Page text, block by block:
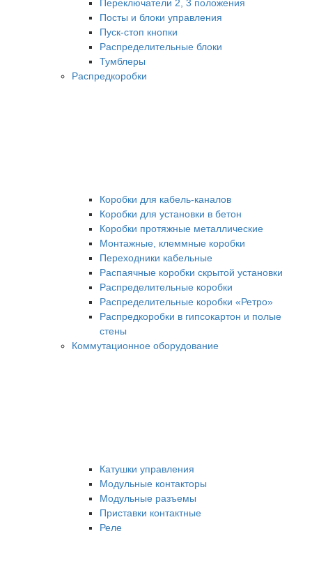
Переключатели 2, 3 положения
Посты и блоки управления
Пуск-стоп кнопки
Распределительные блоки
Тумблеры
Распредкоробки
Коробки для кабель-каналов
Коробки для установки в бетон
Коробки протяжные металлические
Монтажные, клеммные коробки
Переходники кабельные
Распаячные коробки скрытой установки
Распределительные коробки
Распределительные коробки «Ретро»
Распредкоробки в гипсокартон и полые
стены
Коммутационное оборудование
Катушки управления
Модульные контакторы
Модульные разъемы
Приставки контактные
Реле